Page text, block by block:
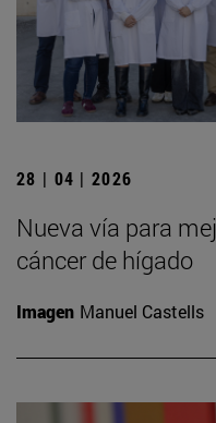
28 | 04 | 2026
Nueva vía para
cáncer de hígado
Imagen Manuel Castells